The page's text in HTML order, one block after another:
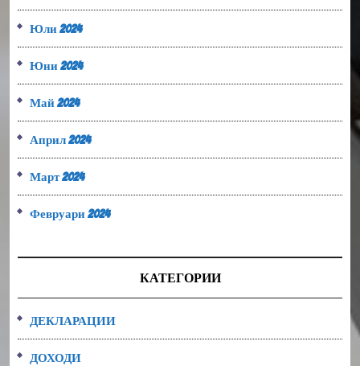
Юли 2024
Юни 2024
Май 2024
Април 2024
Март 2024
Февруари 2024
КАТЕГОРИИ
ДЕКЛАРАЦИИ
ДОХОДИ